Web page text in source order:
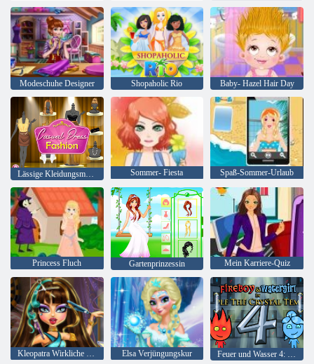
Modeschuhe Designer Shopaholic Rio Baby- Hazel Hair Day
Sommer- Fiesta Spaß-Sommer-Urlaub
Princess Fluch Gartenprinzessin Mein Karriere-Quiz
Kleopatra Wirkliche Haarschnitte Elsa Verjüngungskur
Feuer und Wasser 4: Kristalltempel